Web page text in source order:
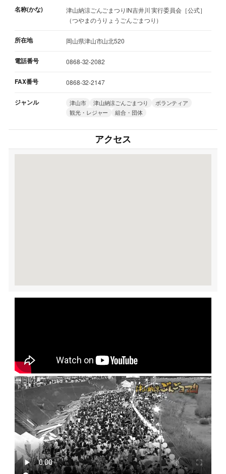
名称(かな)
津山納涼ごんごまつりIN吉井川 実行委員会［公式］
（つやまのうりょうごんごまつり）
所在地 岡山県津山市山北520
電話番号 0868-32-2082
FAX番号 0868-32-2147
ジャンル 津山市 津山納涼ごんごまつり
ボランティア
観光・レジャー
組合・団体
アクセス